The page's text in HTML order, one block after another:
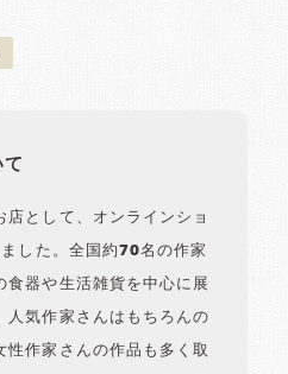
店として、オンラインショ
した。全国約70名の作家
食器や生活雑貨を中心に展
人気作家さんはもちろんの
性作家さんの作品も多く取